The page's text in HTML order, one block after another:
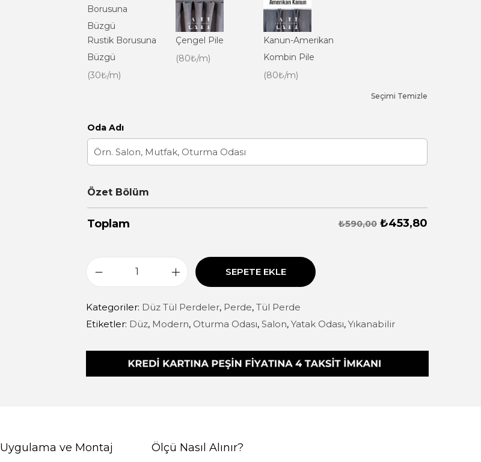
Rustik Borusuna
Büzgü
(30₺/m)
Çengel Pile
(80₺/m)
Kanun-Amerikan
Kombin Pile
(80₺/m)
Seçimi Temizle
Oda Adı
Özet Bölüm
Toplam ₺590,00 ₺453,80
SEPETE EKLE
Kategoriler: Düz Tül Perdeler, Perde, Tül Perde
Etiketler: Düz, Modern, Oturma Odası, Salon, Yatak Odası, Yıkanabilir
Uygulama ve Montaj Ölçü Nasıl Alınır?